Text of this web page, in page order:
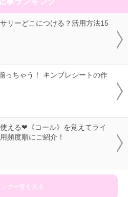
リーどこにつける？活用方法15
っちゃう！ キンブレシートの作
える❤《コール》を覚えてライ
頻度順にご紹介！
ング一覧を見る